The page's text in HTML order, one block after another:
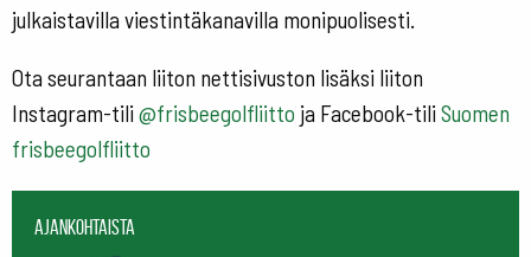
julkaistavilla viestintäkanavilla monipuolisesti.
Ota seurantaan liiton nettisivuston lisäksi liiton
Instagram-tili @frisbeegolfliitto ja Facebook-tili Suomen
frisbeegolfliitto
Ajankohtaista